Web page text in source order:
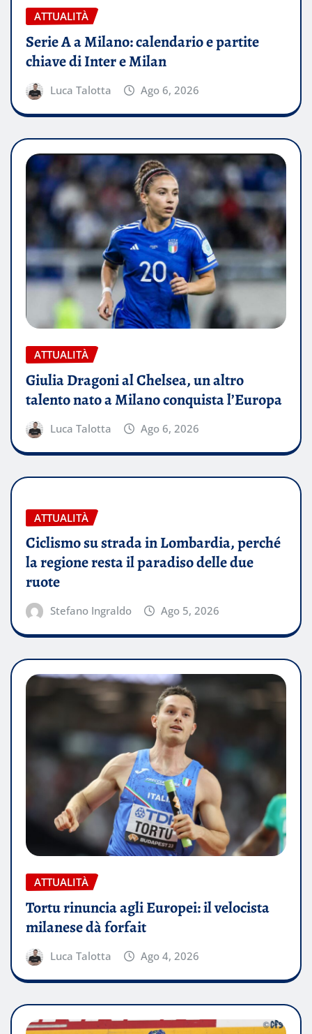
ATTUALITÀ
Serie A a Milano: calendario e partite
chiave di Inter e Milan
Luca Talotta Ago 6, 2026
ATTUALITÀ
Giulia Dragoni al Chelsea, un altro
talento nato a Milano conquista l’Europa
Luca Talotta Ago 6, 2026
ATTUALITÀ
Ciclismo su strada in Lombardia, perché
la regione resta il paradiso delle due
ruote
Stefano Ingraldo Ago 5, 2026
ATTUALITÀ
Tortu rinuncia agli Europei: il velocista
milanese dà forfait
Luca Talotta Ago 4, 2026